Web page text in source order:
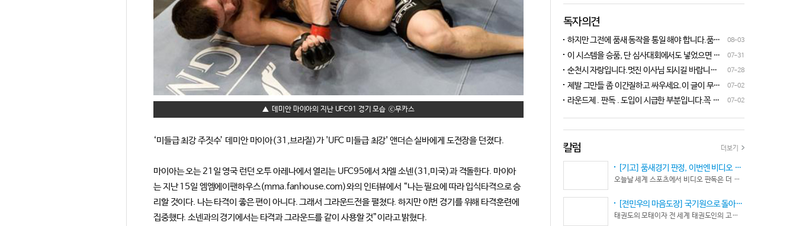
데미안 마이아의 지난 UFC91 경기 모습
‘미들급 최강 주짓수’ 데미안 마이아(31,브라질)가 'UFC 미들급 최강' 앤더슨 실바에게 도전장을 던졌다.
마이아는 오는 21일 영국 런던 오투 아레나에서 열리는 UFC95에서 차엘 소넨(31,미국)과 격돌한다. 마이아
는 지난 15일 엠엠에이팬하우스(mma.fanhouse.com)와의 인터뷰에서 “나는 필요에 따라 입식타격으로 승
리할 것이다. 나는 타격이 좋은 편이 아니다. 그래서 그라운드전을 펼쳤다. 하지만 이번 경기를 위해 타격훈련에
집중했다. 소넨과의 경기에서는 타격과 그라운드를 같이 사용할 것”이라고 밝혔다.
독자의견
08-03
하지만 그전에 품새 동작을 통일 해야 합니다.품새
심판 교육에 여러번 참석 했었는데, 강사 마다 동작
할수가 없습니다.하루빨리 강사들이 함께 모여 동
작을 통일 시켜야지 안그러면 항상 분쟁이 생깁니
다.
07-31
이 시스템을 승품, 단 심사대회에서도 넣었으면 좋
겠네요.심사위원들이 일부러 불합격시키고, 이 부
했는데, 번복이 안된답니다.ㅋㅋㅋㅋㅋ 심사위원들
눈이 전부 달라서, 이렇다, 저렇다 말을 할수가 없다
07-28
순천시 자랑입니다.멋진 이사님 되시길 바랍니다
^^♡
07-02
제발 그만들 좀 이간질하고 싸우세요.이 글이 무엇
이 문제인가요?무엇을 얘기하려는지 의도가 무엇
이 노력해 보자는 그런 글 같은데품새 얘기 하는데
왜 갑자기 심판 가오 얘기에 핑크색 옷 얘기 같은 비
하 발언에......답답하시니 그러시겠지만 태권도
"도" 는 지키시며 발언하세요.심판들 또한 이런 말
나오지 않도록 자존심 상하지 않도록 부단히 노력해
야 함은 확실합니다.부끄러운 일 들이 없도록 해야
좋게만 보지 말고 잘하는 건 잘한다고 인정해주고
못하는 건 고치도록 해주셔야지어떠한 글인지 파악
도 못하고 일방적으로 나쁘게 표현하는 글은 보기가
07-02
라운드제 . 판독 . 도입이 시급한 부분입니다.꼭 승
고 다른 생각 없이 오로지 품새 판정에만 집중 하도
칼럼 더보기
[기고] 품새경기 판정, 이번엔 비디오 판독이다… 더 이상 미룰 수 없다
오늘날 세계 스포츠에서 비디오 판독은 더 이상 선택이 아니다. 선수의 땀과 노력, 경기 결과의 공정성을 지키기 위한 최소한의 안전장치이자 국제 스포츠의 보편적인 기준이 됐다.
[전민우의 마음도장] 국기원으로 돌아온 한마당… 그 안에서 마주하는 '도장(道場)의 본질’
태권도의 모태이자 전 세계 태권도인의 고향, 국기원 도장 위에 다시 뜨거운 기합 소리가 웅장하게 울려 퍼질 예정이다. 오랜만에 국기원에서 펼쳐지는 이번 세계태권도한마당은 단순한 대회 개최를 넘어 국경과 인종, 세대를 넘어 하나의 마음으로 모인 전 세계 태권도인들의 가슴속에 묵직한 설렘과 숭고한 감회를 불러일으킨다.